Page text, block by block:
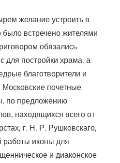
желание устроить в
встречено жителями
обязались
для постройки храма, а
благотворители и
Московские почетные
по предложению
находящихся всего от
г. Н. Р. Рушковскаго,
работы иконы для
и диаконское